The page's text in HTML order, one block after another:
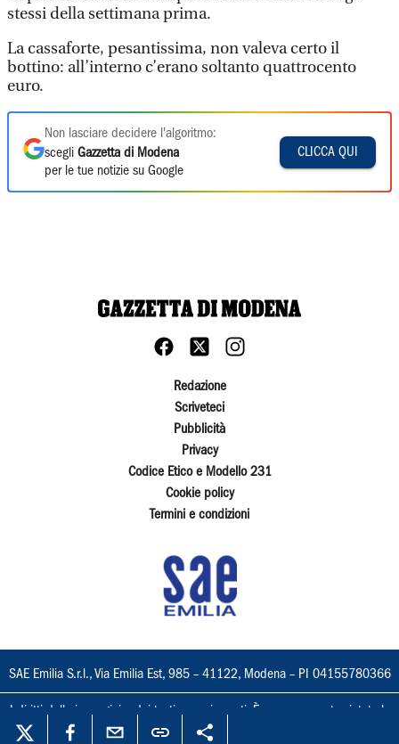
stessi della settimana prima.
La cassaforte, pesantissima, non valeva certo il
bottino: all’interno c’erano soltanto quattrocento
euro.
Non lasciare decidere l'algoritmo:
scegli Gazzetta di Modena
per le tue notizie su Google
CLICCA QUI
Redazione
Scriveteci
Pubblicità
Privacy
Codice Etico e Modello 231
Cookie policy
Termini e condizioni
SAE Emilia S.r.l., Via Emilia Est, 985 – 41122, Modena – PI 04155780366
I diritti delle immagini e dei testi sono riservati. È espressamente vietata la
loro riproduzione con qualsiasi mezzo e l'adattamento totale o parziale.